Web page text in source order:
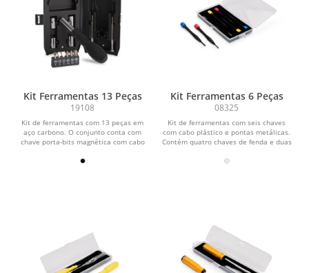
Kit Ferramentas 13 Peças
19108
Kit de ferramentas com 13 peças em
aço carbono. O conjunto conta com
chave porta-bits magnética com cabo
Kit Ferramentas 6 Peças
08325
Kit de ferramentas com seis chaves
com cabo plástico e pontas metálicas.
Contém quatro chaves de fenda e duas